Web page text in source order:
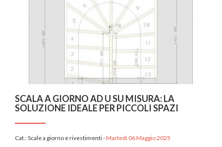
SCALA A GIORNO AD U SU MISURA: LA
SOLUZIONE IDEALE PER PICCOLI SPAZI
Cat.:Scale a giorno e rivestimenti-Martedì 06 Maggio 2025